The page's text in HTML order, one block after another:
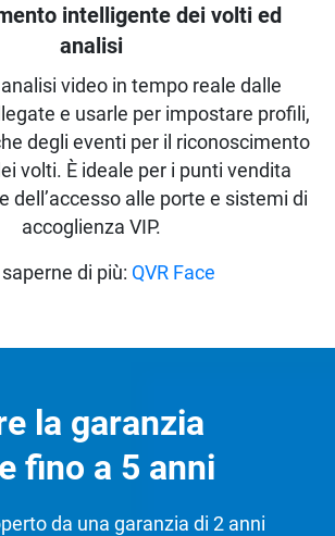
intelligente dei volti ed
analisi
video in tempo reale dalle
e usarle per impostare profili,
degli eventi per il riconoscimento
volti. È ideale per i punti vendita
dell’accesso alle porte e sistemi di
accoglienza VIP.
di più: QVR Face
la garanzia
fino a 5 anni
da una garanzia di 2 anni